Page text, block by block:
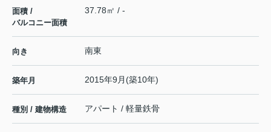
面積 /
バルコニー面積
37.78㎡ / -
向き 南東
築年月 2015年9月(築10年)
種別 / 建物構造 アパート / 軽量鉄骨